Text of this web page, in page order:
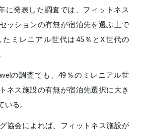
に発表した調査では、フィットネス
ッションの有無が宿泊先を選ぶ上で
ミレニアル世代は45％とX世代の
の調査でも、49％のミレニアル世
ネス施設の有無が宿泊先選択に大き
る。
協会によれば、フィットネス施設が